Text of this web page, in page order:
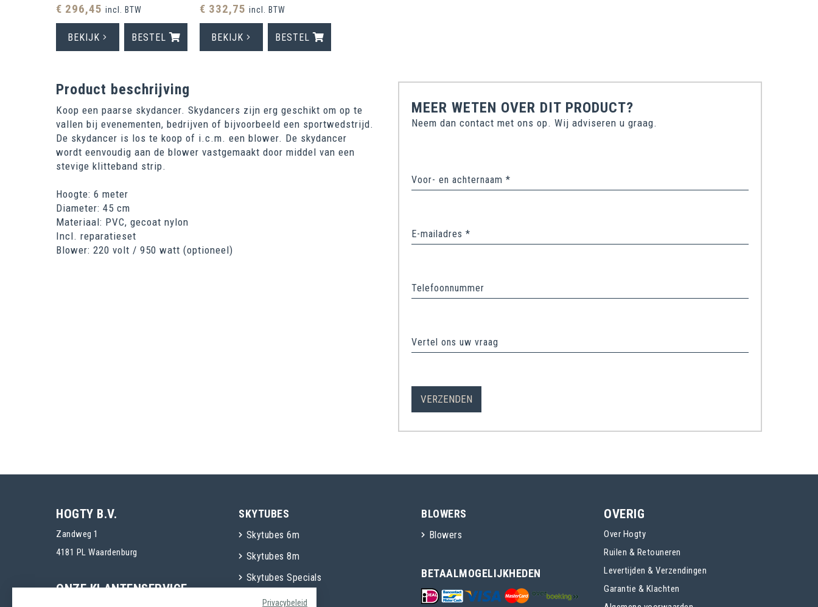
€ 296,45 incl. BTW
BEKIJK BESTEL
€ 332,75 incl. BTW
BEKIJK BESTEL
Product beschrijving
Koop een paarse skydancer. Skydancers zijn erg geschikt om op te
vallen bij evenementen, bedrijven of bijvoorbeeld een sportwedstrijd.
De skydancer is los te koop of i.c.m. een blower. De skydancer
wordt eenvoudig aan de blower vastgemaakt door middel van een
stevige klitteband strip.
Hoogte: 6 meter
Diameter: 45 cm
Materiaal: PVC, gecoat nylon
Incl. reparatieset
Blower: 220 volt / 950 watt (optioneel)
MEER WETEN OVER DIT PRODUCT?
Neem dan contact met ons op. Wij adviseren u graag.
Voor- en achternaam *
E-mailadres *
Telefoonnummer
Vertel ons uw vraag
HOGTY B.V.
Zandweg 1
4181 PL Waardenburg
ONZE KLANTENSERVICE
SKYTUBES
Skytubes 6m
Skytubes 8m
Skytubes Specials
BLOWERS
Blowers
BETAALMOGELIJKHEDEN
OVERIG
Over Hogty
Ruilen & Retouneren
Levertijden & Verzendingen
Garantie & Klachten
Privacybeleid